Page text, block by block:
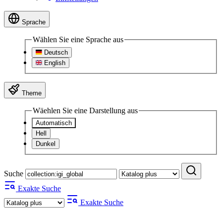
Sprache
Wählen Sie eine Sprache aus
Deutsch
English
Theme
Wäehlen Sie eine Darstellung aus
Automatisch
Hell
Dunkel
Suche
Exakte Suche
Exakte Suche